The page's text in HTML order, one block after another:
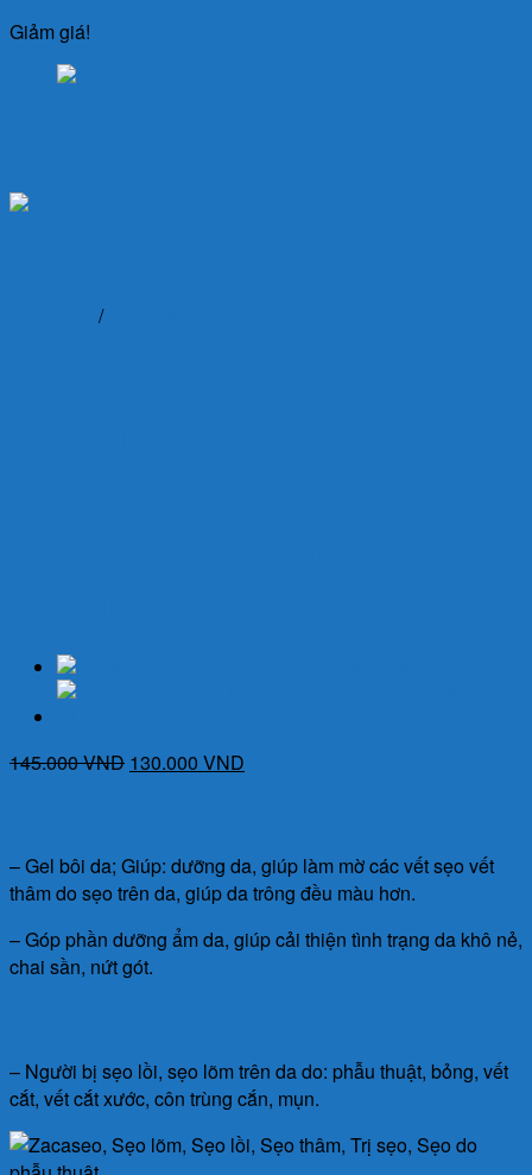
Giảm giá!
/
145.000VND Giá
130.000 VND
130.000 VND.
– Gel bôi da; Giúp: dưỡng da, giúp làm mờ các vết sẹo vết
thâm do sẹo trên da, giúp da trông đều màu hơn.
– Góp phần dưỡng ẩm da, giúp cải thiện tình trạng da khô nẻ,
chai sần, nứt gót.
– Người bị sẹo lồi, sẹo lõm trên da do: phẫu thuật, bỏng, vết
cắt, vết cắt xước, côn trùng cắn, mụn.